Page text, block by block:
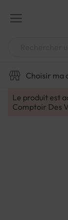
contenu
Choisir ma
Le produit est
Comptoir Des